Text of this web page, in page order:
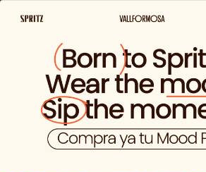
LOS PRODUCTOS SOLO